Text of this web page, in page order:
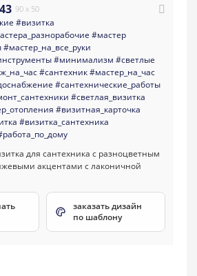
90 x 50
#визитка
#мастер
#мастер_на_все_руки
#минимализм #светлые
#сантехник#мастер_на_час
#сантехнические_работы
#светлая_визитка
#визитная_карточка
#визитка_сантехника
заказать дизайн
по шаблону